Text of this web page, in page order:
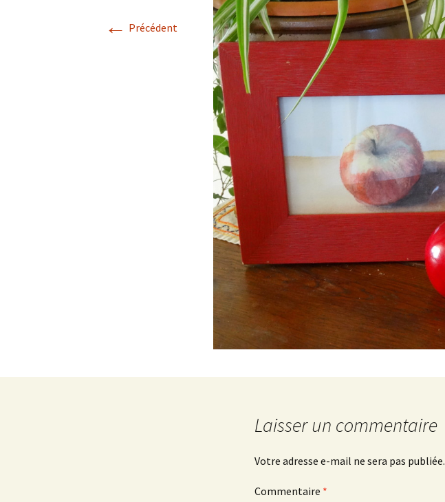
Listes des tutos
sympathiques que
j’utilise.
← Précédent
Laisser un commentaire
Votre adresse e-mail ne sera pas publiée.
Commentaire *